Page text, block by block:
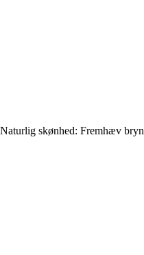
Naturlig skønhed: Fremhæv